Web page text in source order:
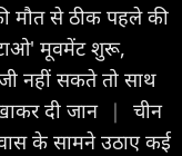
की मौत से ठीक पहले की
मूवमेंट शुरू,
नहीं सकते तो साथ
दी जान |
चीन
के सामने उठाए कई